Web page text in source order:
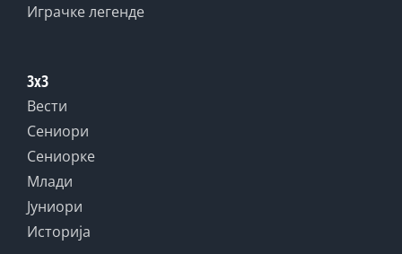
Играчке легенде
3x3
Вести
Сениори
Сениорке
Млади
Јуниори
Историја